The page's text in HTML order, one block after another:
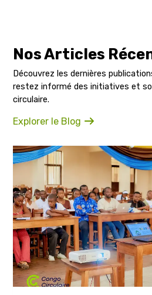
Nos Articles
Découvrez les dernières
restez informé des initiatives et
circulaire.
Explorer le Blog